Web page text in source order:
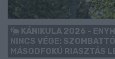
KÁNIKULA 2026 -
NINCS VÉGE:
MÁSODFOKÚ RIASZTÁS